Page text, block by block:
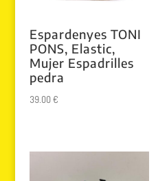
Espardenyes TONI
PONS, Elastic,
Mujer Espadrilles
pedra
39.00€